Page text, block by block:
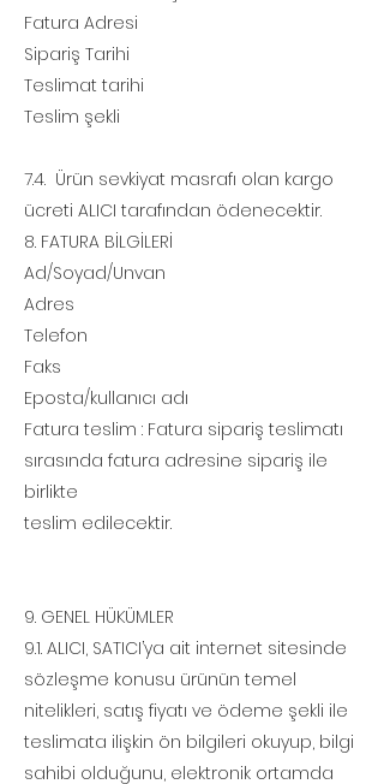
Fatura Adresi
Sipariş Tarihi
Teslimat tarihi
Teslim şekli
7.4. Ürün sevkiyat masrafı olan kargo
ücreti ALICI tarafından ödenecektir.
8. FATURA BİLGİLERİ
Ad/Soyad/Unvan
Adres
Telefon
Faks
Eposta/kullanıcı adı
Fatura teslim : Fatura sipariş teslimatı
sırasında fatura adresine sipariş ile
birlikte
teslim edilecektir.
9. GENEL HÜKÜMLER
9.1. ALICI, SATICI’ya ait internet sitesinde
sözleşme konusu ürünün temel
nitelikleri, satış fiyatı ve ödeme şekli ile
teslimata ilişkin ön bilgileri okuyup, bilgi
sahibi olduğunu, elektronik ortamda